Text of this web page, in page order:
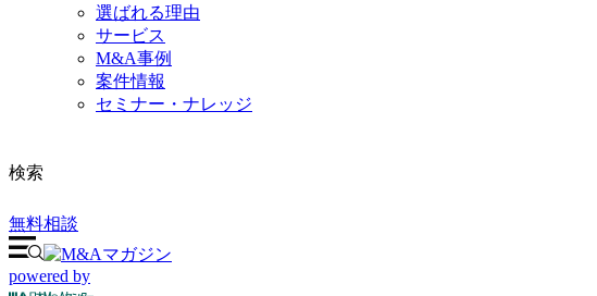
選ばれる理由
サービス
M&A事例
案件情報
セミナー・ナレッジ
検索
無料相談
powered by